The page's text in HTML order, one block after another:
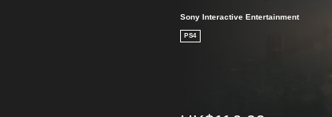
Sony Interactive Entertainment
PS4